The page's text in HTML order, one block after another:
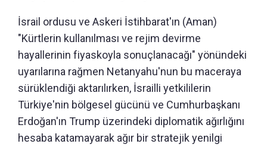
İsrail ordusu ve Askeri İstihbarat'ın (Aman)
"Kürtlerin kullanılması ve rejim devirme
hayallerinin fiyaskoyla sonuçlanacağı" yönündeki
uyarılarına rağmen Netanyahu'nun bu maceraya
sürüklendiği aktarılırken, İsrailli yetkililerin
Türkiye'nin bölgesel gücünü ve Cumhurbaşkanı
Erdoğan'ın Trump üzerindeki diplomatik ağırlığını
hesaba katamayarak ağır bir stratejik yenilgi